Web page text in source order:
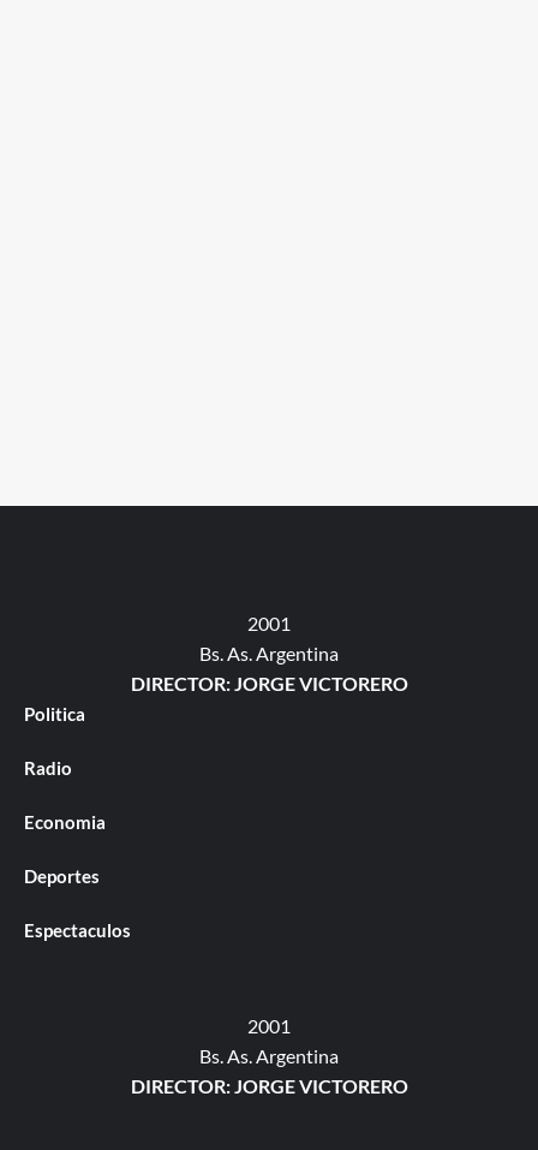
2001
Bs. As. Argentina
DIRECTOR: JORGE VICTORERO
Politica
Radio
Economia
Deportes
Espectaculos
2001
Bs. As. Argentina
DIRECTOR: JORGE VICTORERO